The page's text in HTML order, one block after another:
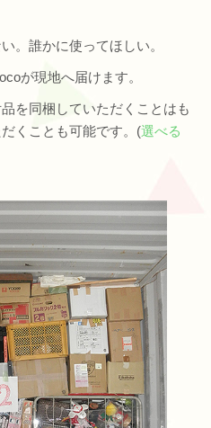
。誰かに使ってほしい。
が現地へ届けます。
を同梱していただくことはも
くことも可能です。(選べる